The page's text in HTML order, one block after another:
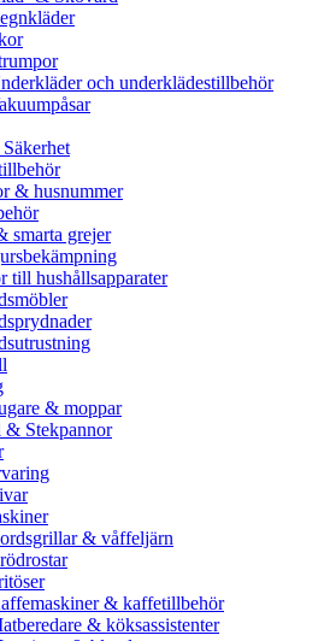
och underklädestillbehör
& husnummer
smarta grejer
till hushållsapparater
& moppar
Stekpannor
& våffeljärn
& kaffetillbehör
& köksassistenter